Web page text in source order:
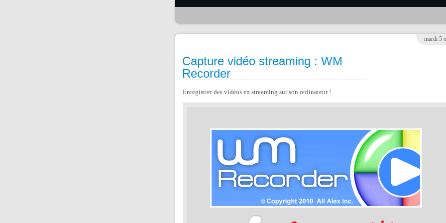
mardi 5
Capture vidéo streaming : WM
Recorder
Enregistrer des vidéos en streaming sur son ordinateur !